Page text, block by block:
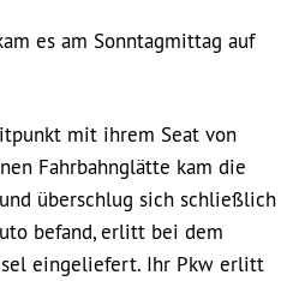
es am Sonntagmittag auf
mit ihrem Seat von
Fahrbahnglätte kam die
überschlug sich schließlich
befand, erlitt bei dem
eingeliefert. Ihr Pkw erlitt